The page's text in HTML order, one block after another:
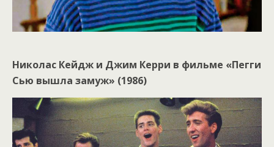
Николас Кейдж и Джим Керри в фильме «Пегги
Сью вышла замуж» (1986)